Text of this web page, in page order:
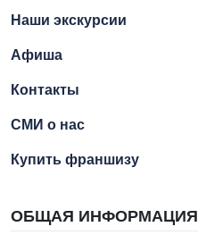
Наши экскурсии
Афиша
Контакты
СМИ о нас
Купить франшизу
ОБЩАЯ ИНФОРМАЦИЯ